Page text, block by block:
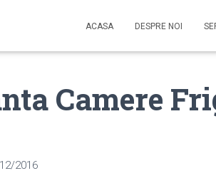
ACASA DESPRE NOI
Camere
2016